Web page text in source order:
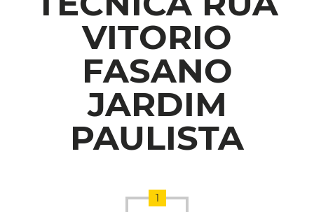
VITORIO
FASANO
JARDIM
PAULISTA
1